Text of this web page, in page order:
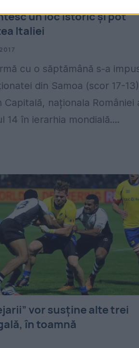
un loc istoric și pot
Italiei
cu o săptămână s-a
din Samoa (scor 17-
Capitală, naționala României
14 în ierarhia mondială....
vor susține alte trei
în toamnă